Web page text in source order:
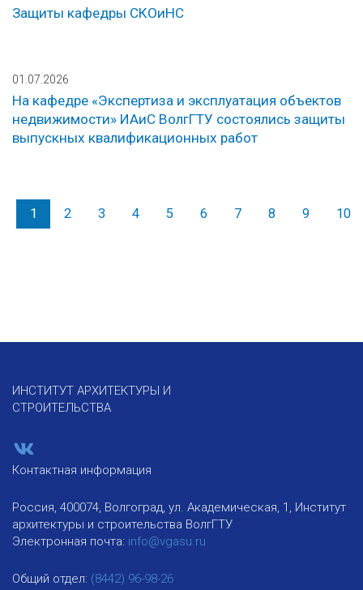
Защиты кафедры СКОиНС
01.07.2026
На кафедре «Экспертиза и эксплуатация объектов
недвижимости» ИАиС ВолгГТУ состоялись защиты
выпускных квалификационных работ
1 2 3 4 5 6 7 8 9 10
ИНСТИТУТ АРХИТЕКТУРЫ И
СТРОИТЕЛЬСТВА
Контактная информация
Россия, 400074, Волгоград, ул. Академическая, 1, Институт
архитектуры и строительства ВолгГТУ
Электронная почта: info@vgasu.ru
Общий отдел: (8442) 96-98-26